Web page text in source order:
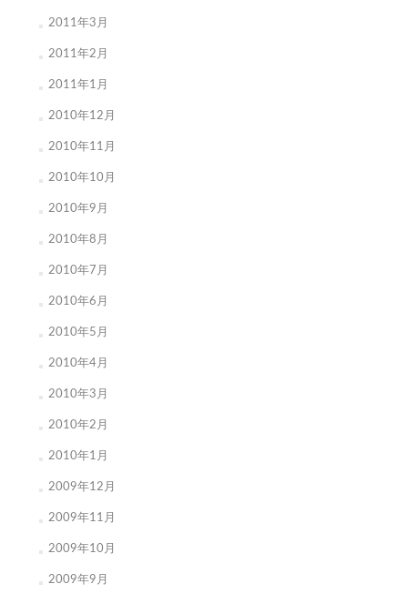
2011年3月
2011年2月
2011年1月
2010年12月
2010年11月
2010年10月
2010年9月
2010年8月
2010年7月
2010年6月
2010年5月
2010年4月
2010年3月
2010年2月
2010年1月
2009年12月
2009年11月
2009年10月
2009年9月